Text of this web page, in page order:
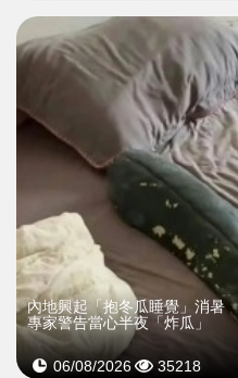
內地興起「抱冬瓜睡覺」消暑
專家警告當心半夜「炸瓜」
06/08/2026 35218